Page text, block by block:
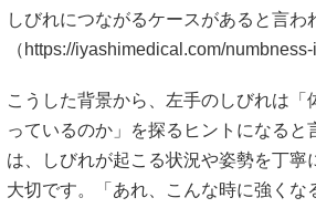
しびれにつながるケースがあると言わ
（ https://iyashimedical.com/numbness-
こうした背景から、左手のしびれは「
っているのか」を探るヒントになると
は、しびれが起こる状況や姿勢を丁寧
大切です。「あれ、こんな時に強くな